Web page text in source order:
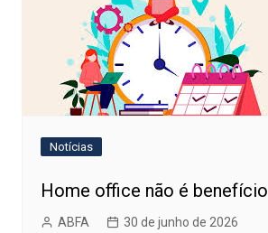
Notícias
Home office não é benefício
ABFA 30 de junho de 2026